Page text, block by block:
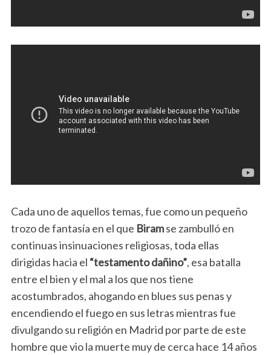
Cada uno de aquellos temas, fue como un pequeño
trozo de fantasía en el que Biramse zambulló en
continuas insinuaciones religiosas, toda ellas
dirigidas hacia el “testamento dañino”, esa batalla
entre el bien y el mal a los que nos tiene
acostumbrados, ahogando en blues sus penas y
encendiendo el fuego en sus letras mientras fue
divulgando su religión en Madrid por parte de este
hombre que vio la muerte muy de cerca hace 14 años